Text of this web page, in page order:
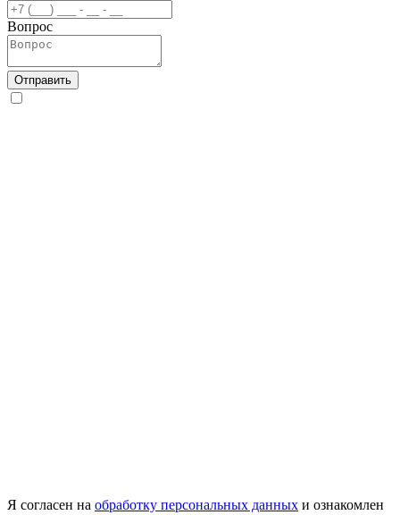
Вопрос
Отправить
Я согласен на обработку персональных данных и ознакомлен